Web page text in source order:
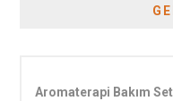
Aromaterapi Bakım